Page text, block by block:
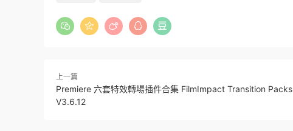
上一篇
Premiere 六套特效轉場插件合集 FilmImpact Transition Packs
V3.6.12